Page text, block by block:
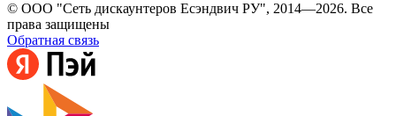
© ООО "Сеть дискаунтеров Есэндвич РУ", 2014—2026. Все
права защищены
Обратная связь